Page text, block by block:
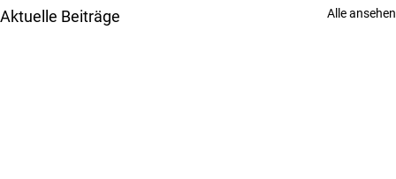
Aktuelle Beiträge Alle ansehen